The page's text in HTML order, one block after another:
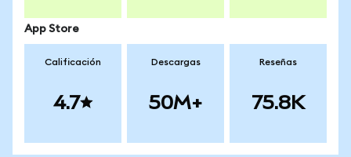
App Store
Calificación
4.7
Descargas
50M+
Reseñas
75.8K